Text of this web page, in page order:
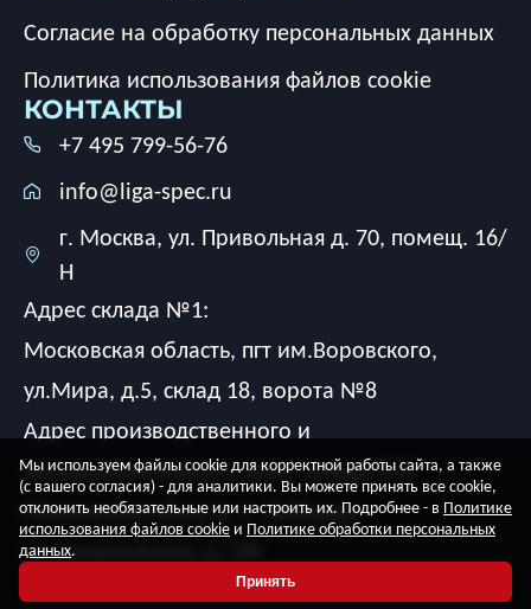
Согласие на обработку персональных данных
Политика использования файлов cookie
КОНТАКТЫ
+7 495 799-56-76
info@liga-spec.ru
г. Москва, ул. Привольная д. 70, помещ. 16/
Н
Адрес склада №1:
Московская область, пгт им.Воровского,
ул.Мира, д.5, склад 18, ворота №8
Адрес производственного и
экспериментального цеха, склада №2:
Московская область, г. Люберцы,
ул. Смирновская, д. 2Ж
Мы используем файлы cookie для корректной работы сайта, а также
(с вашего согласия) - для аналитики. Вы можете принять все cookie,
отклонить необязательные или настроить их. Подробнее - в Политике
использования файлов cookie и Политике обработки персональных
данных.
Принять